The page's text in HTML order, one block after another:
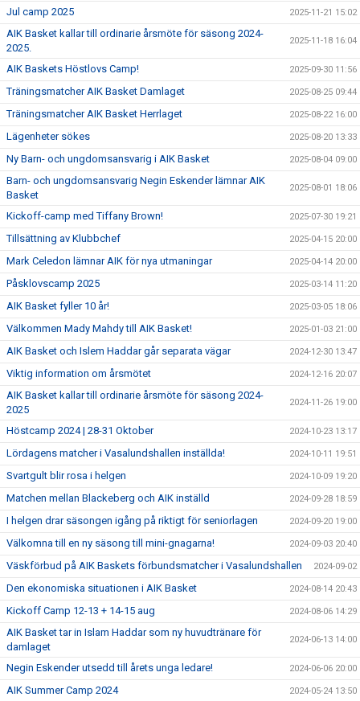
Jul camp 2025 2025-11-21 15:02
AIK Basket kallar till ordinarie årsmöte för säsong 2024-
2025.
2025-11-18 16:04
AIK Baskets Höstlovs Camp! 2025-09-30 11:56
Träningsmatcher AIK Basket Damlaget 2025-08-25 09:44
Träningsmatcher AIK Basket Herrlaget 2025-08-22 16:00
Lägenheter sökes 2025-08-20 13:33
Ny Barn- och ungdomsansvarig i AIK Basket 2025-08-04 09:00
Barn- och ungdomsansvarig Negin Eskender lämnar AIK
Basket
2025-08-01 18:06
Kickoff-camp med Tiffany Brown! 2025-07-30 19:21
Tillsättning av Klubbchef 2025-04-15 20:00
Mark Celedon lämnar AIK för nya utmaningar 2025-04-14 20:00
Påsklovscamp 2025 2025-03-14 11:20
AIK Basket fyller 10 år! 2025-03-05 18:06
Välkommen Mady Mahdy till AIK Basket! 2025-01-03 21:00
AIK Basket och Islem Haddar går separata vägar 2024-12-30 13:47
Viktig information om årsmötet 2024-12-16 20:07
AIK Basket kallar till ordinarie årsmöte för säsong 2024-
2025
2024-11-26 19:00
Höstcamp 2024 | 28-31 Oktober 2024-10-23 13:17
Lördagens matcher i Vasalundshallen inställda! 2024-10-11 19:51
Svartgult blir rosa i helgen 2024-10-09 19:20
Matchen mellan Blackeberg och AIK inställd 2024-09-28 18:59
I helgen drar säsongen igång på riktigt för seniorlagen 2024-09-20 19:00
Välkomna till en ny säsong till mini-gnagarna! 2024-09-03 20:40
Väskförbud på AIK Baskets förbundsmatcher i Vasalundshallen 2024-09-02
Den ekonomiska situationen i AIK Basket 2024-08-14 20:43
Kickoff Camp 12-13 + 14-15 aug 2024-08-06 14:29
AIK Basket tar in Islam Haddar som ny huvudtränare för
damlaget
2024-06-13 14:00
Negin Eskender utsedd till årets unga ledare! 2024-06-06 20:00
AIK Summer Camp 2024 2024-05-24 13:50